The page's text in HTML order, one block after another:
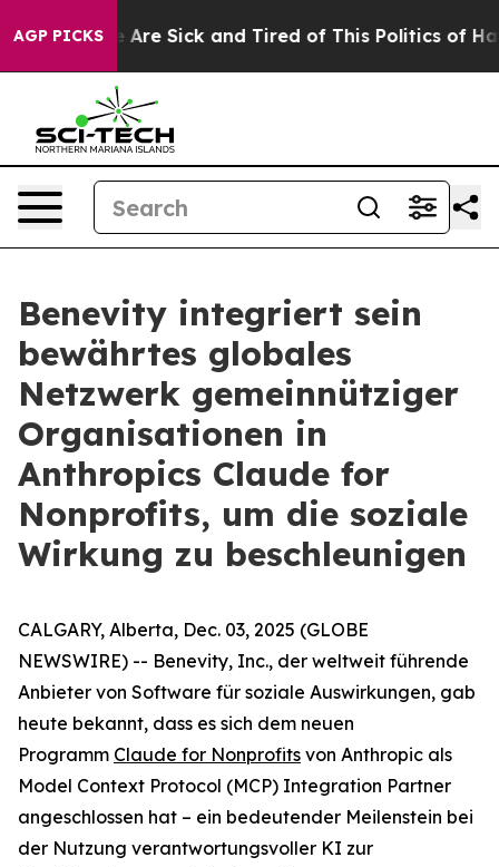
AGP PICKSAre Sick and Tired of This Politics of
Benevity integriert sein
bewährtes globales
Netzwerk gemeinnütziger
Organisationen in
Anthropics Claude for
Nonprofits, um die soziale
Wirkung zu beschleunigen
CALGARY, Alberta, Dec. 03, 2025 (GLOBE
NEWSWIRE) -- Benevity, Inc., der weltweit führende
Anbieter von Software für soziale Auswirkungen, gab
heute bekannt, dass es sich dem neuen
Programm Claude for Nonprofits von Anthropic als
Model Context Protocol (MCP) Integration Partner
angeschlossen hat – ein bedeutender Meilenstein bei
der Nutzung verantwortungsvoller KI zur